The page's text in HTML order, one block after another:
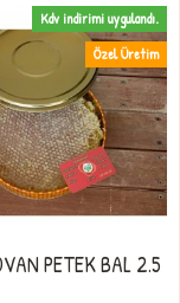
Özel Üretim
Kdv indirimi uygulandı.
PETEK BAL 2.5